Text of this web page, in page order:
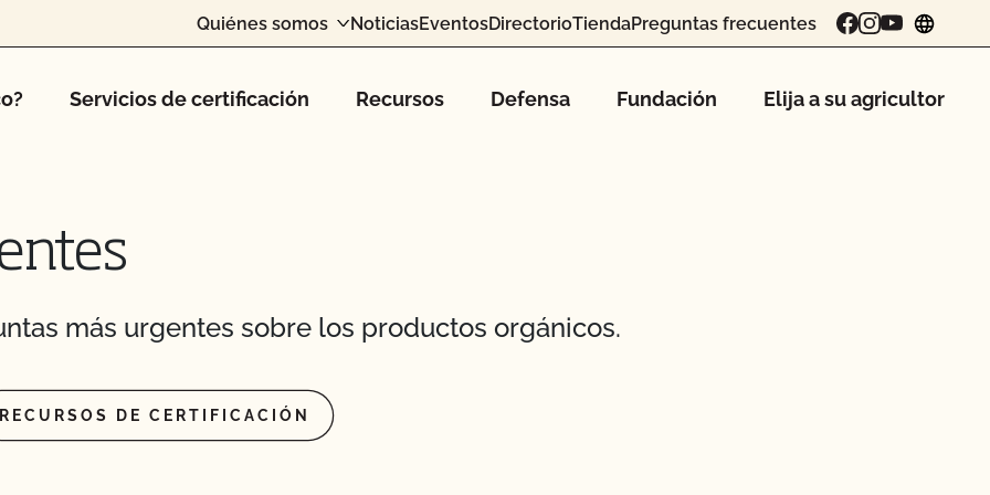
Quiénes somos NoticiasEventosDirectorioTiendaPreguntas frecuentes
Servicios de certificación Recursos Defensa Fundación Elija a su agricultor
más urgentes sobre los productos orgánicos.
RECURSOS DE CERTIFICACIÓN
al CCOF?
a una nueva
o el nombre de
que no puede
disponible?